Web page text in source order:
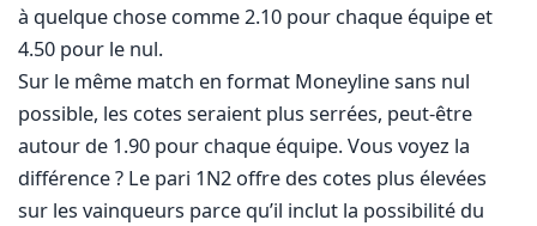
à quelque chose comme 2.10 pour chaque équipe et
4.50 pour le nul.
Sur le même match en format Moneyline sans nul
possible, les cotes seraient plus serrées, peut-être
autour de 1.90 pour chaque équipe. Vous voyez la
différence ? Le pari 1N2 offre des cotes plus élevées
sur les vainqueurs parce qu’il inclut la possibilité du